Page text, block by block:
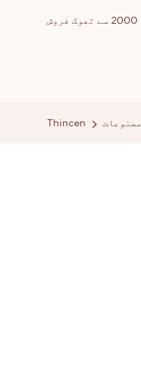
Thincen مصنوعات